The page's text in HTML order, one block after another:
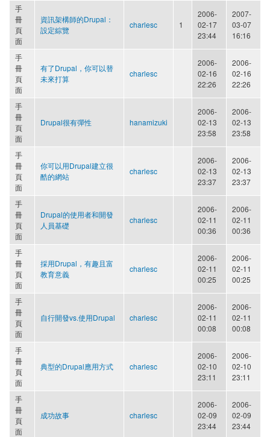
手
冊
頁
面
資訊架構師的Drupal：
設定綜覽
charlesc 1
2006-
02-17
23:44
2007-
03-07
16:16
手
冊
頁
面
有了Drupal，你可以替
未來打算
charlesc
2006-
02-16
22:26
2006-
02-16
22:26
手
冊
頁
面
Drupal很有彈性 hanamizuki
2006-
02-13
23:58
2006-
02-13
23:58
手
冊
頁
面
你可以用Drupal建立很
酷的網站
charlesc
2006-
02-13
23:37
2006-
02-13
23:37
手
冊
頁
面
Drupal的使用者和開發
人員基礎
charlesc
2006-
02-11
00:36
2006-
02-11
00:36
手
冊
頁
面
採用Drupal，有趣且富
教育意義
charlesc
2006-
02-11
00:25
2006-
02-11
00:25
手
冊
頁
面
自行開發vs.使用Drupal charlesc
2006-
02-11
00:08
2006-
02-11
00:08
手
冊
頁
面
典型的Drupal應用方式 charlesc
2006-
02-10
23:11
2006-
02-10
23:11
手
冊
頁
面
成功故事 charlesc
2006-
02-09
23:44
2006-
02-09
23:44